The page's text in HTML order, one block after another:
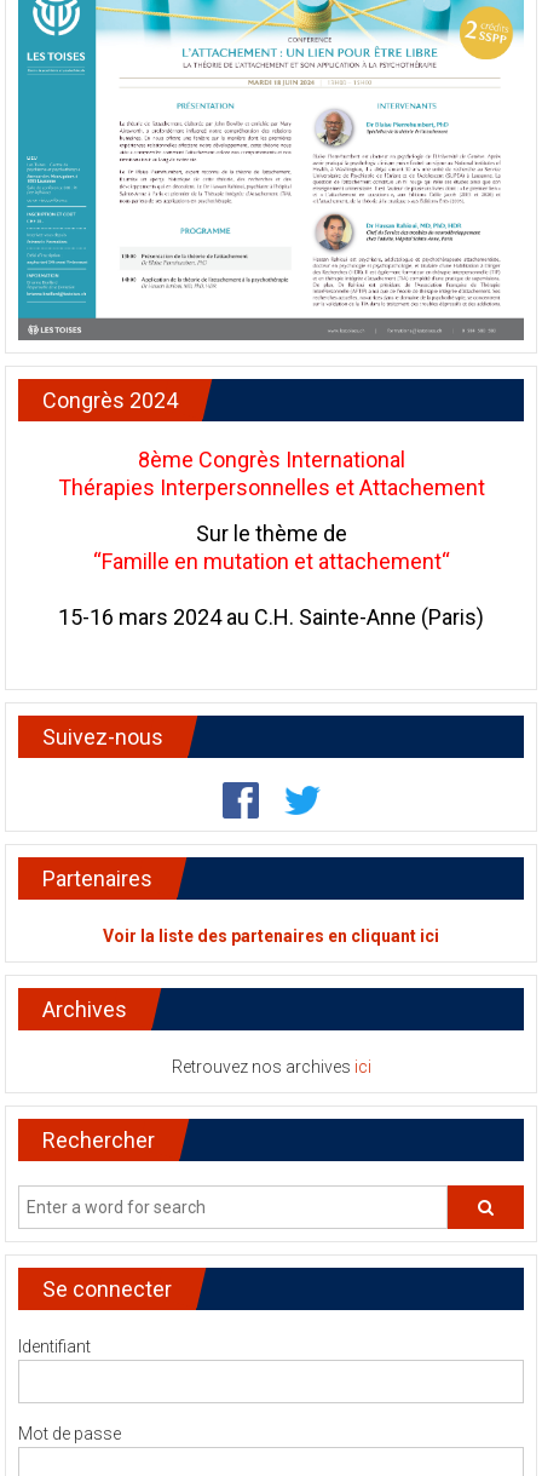
Congrès 2024
8ème Congrès International
Thérapies Interpersonnelles et Attachement
Sur le thème de
“Famille en mutation et attachement“
15-16 mars 2024 au C.H. Sainte-Anne (Paris)
Suivez-nous
Partenaires
Voir la liste des partenaires en cliquant ici
Archives
Retrouvez nos archives ici
Rechercher
Se connecter
Identifiant
Mot de passe